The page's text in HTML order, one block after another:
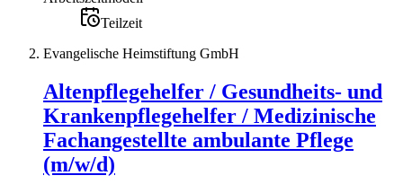
Teilzeit
Evangelische Heimstiftung GmbH
Altenpflegehelfer / Gesundheits- und
Krankenpflegehelfer / Medizinische
Fachangestellte ambulante Pflege
(m/w/d)